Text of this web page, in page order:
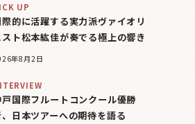
UP
際的に活躍する実力派ヴァイオリ
スト松本紘佳が奏でる極上の響き
年8月2日
国際フルートコンクール優勝
日本ツアーへの期待を語る